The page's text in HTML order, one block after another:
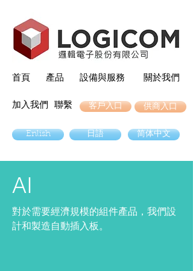
首頁 產品
加入我們 聯繫
設備與服務
客戶入口
關於我們
供商入口
Enlish 日語 简体中文
AI
對於需要經濟規模的組件產品，我們設
計和製造自動插入板。